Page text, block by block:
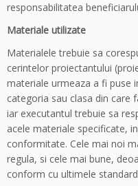
responsabilitatea
Materiale utilizate
Materialele trebuie sa
cerintelor proiectantului
materiale urmeaza a fi puse
categoria sau clasa din care
iar executantul trebuie sa
acele materiale specificate,
conformitate. Cele mai noi
regula, si cele mai bune,
conform cu ultimele